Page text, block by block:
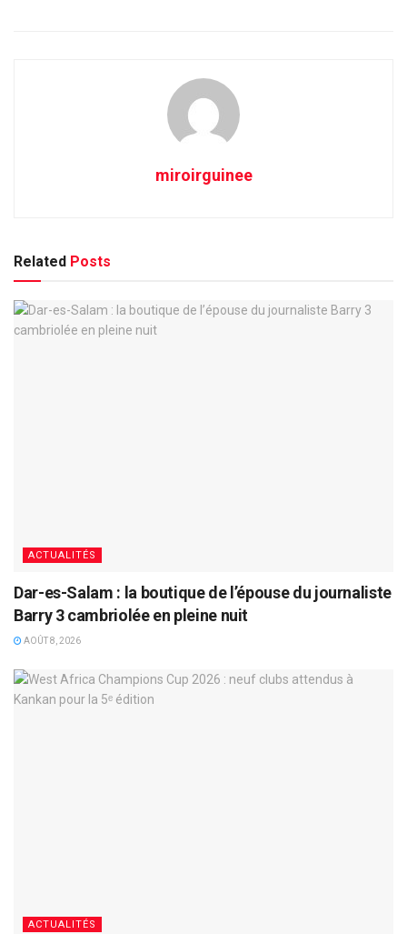
miroirguinee
Related Posts
ACTUALITÉS
Dar-es-Salam : la boutique de l’épouse du journaliste
Barry 3 cambriolée en pleine nuit
AOÛT 8, 2026
ACTUALITÉS